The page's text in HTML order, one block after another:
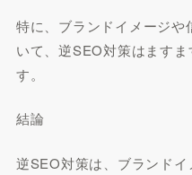
特に、ブランドイメージ
いて、逆SEO対策はます
す。
結論
逆SEO対策は、ブランド